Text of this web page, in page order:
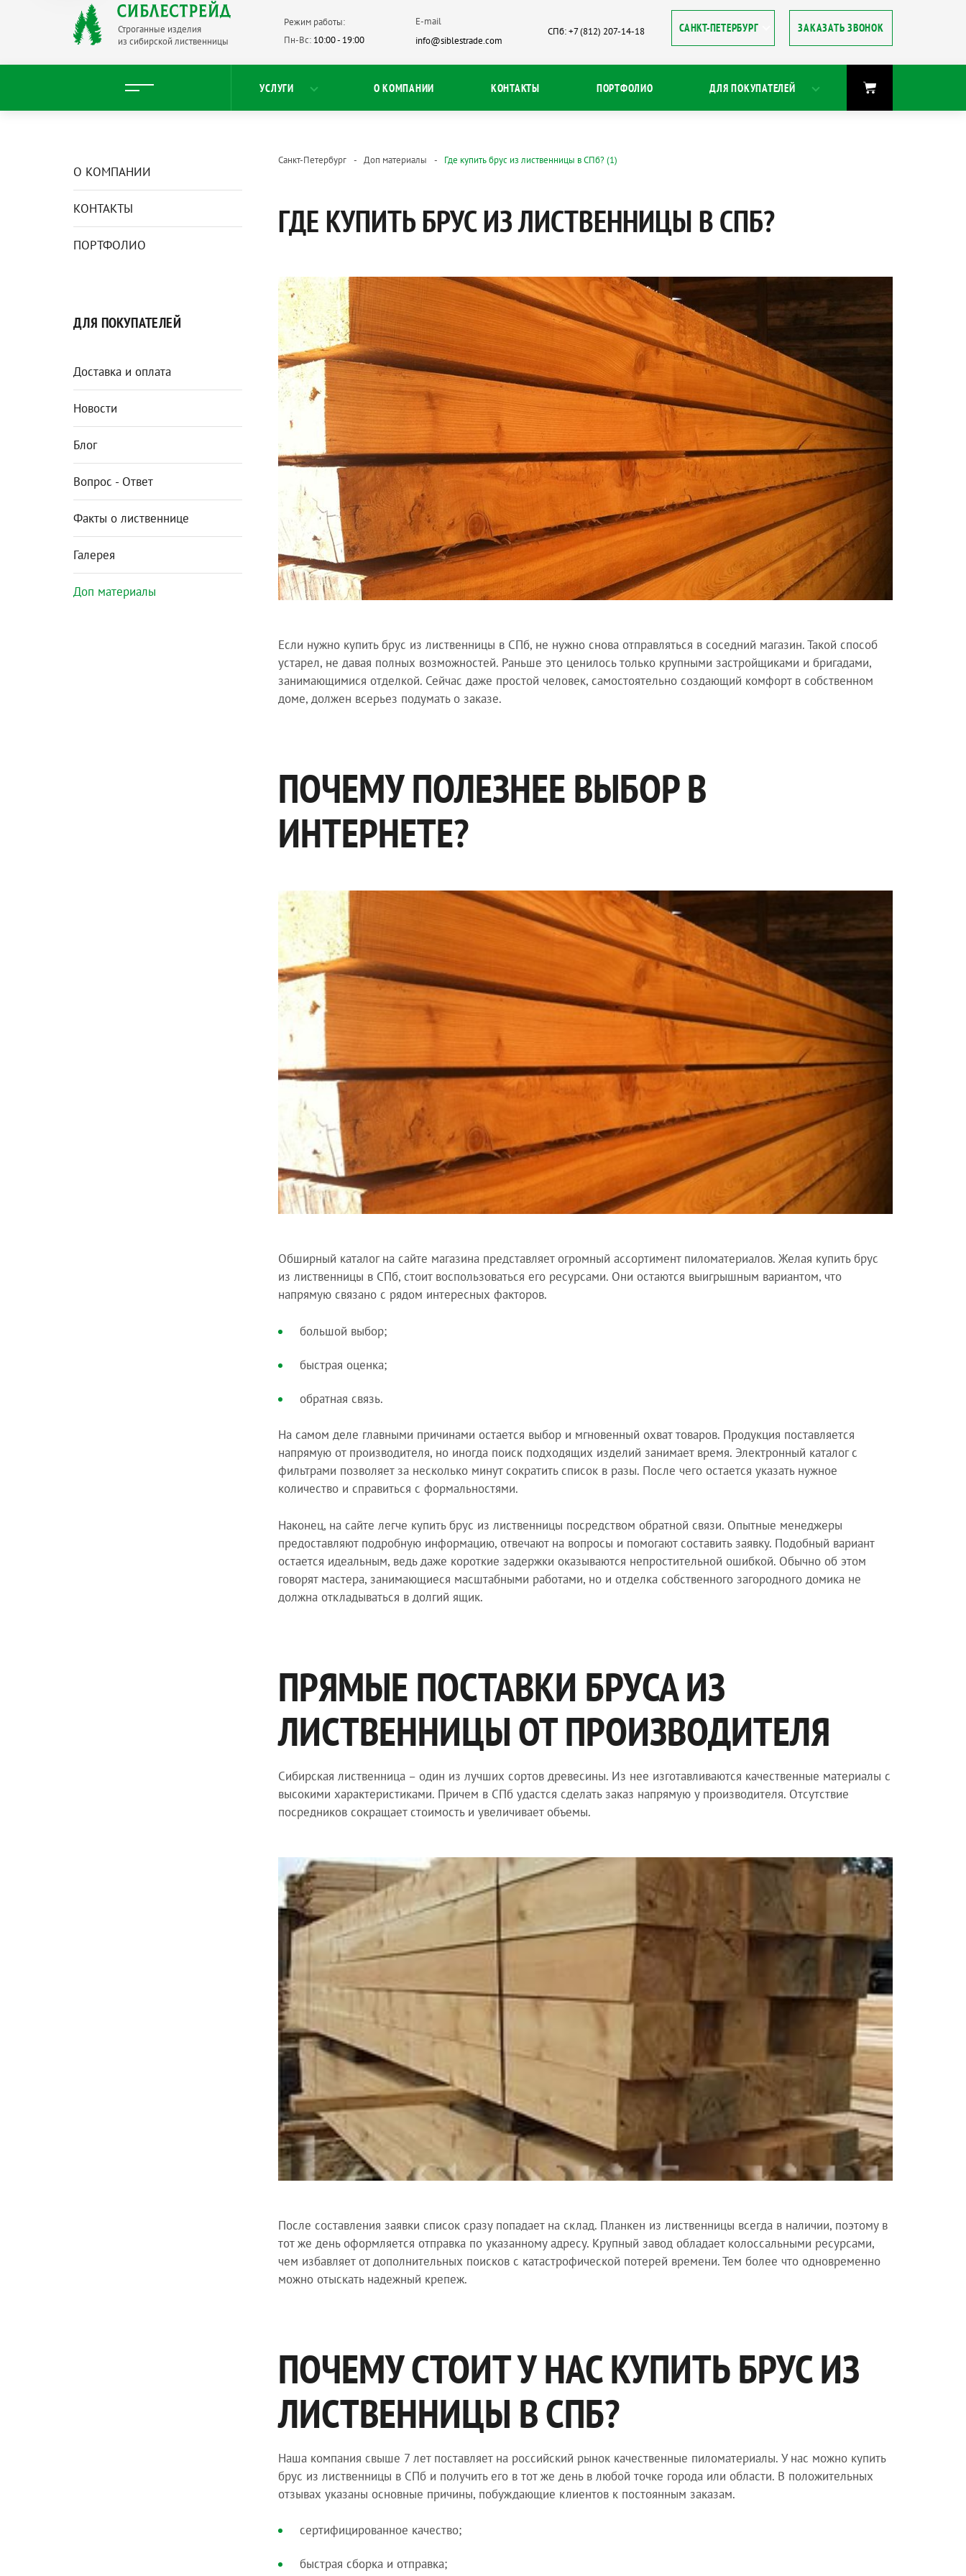
Строганные изделия
из сибирской лиственницы
ЗАКАЗАТЬ ЗВОНОК
УСЛУГИ О КОМПАНИИ КОНТАКТЫ ПОРТФОЛИО ДЛЯ ПОКУПАТЕЛЕЙ
Режим работы:
Пн-Вс: 10:00 - 19:00
E-mail
info@siblestrade.com
СПб: +7 (812) 207-14-18
О КОМПАНИИ
КОНТАКТЫ
ПОРТФОЛИО
ДЛЯ ПОКУПАТЕЛЕЙ
Доставка и оплата
Новости
Блог
Вопрос - Ответ
Факты о лиственнице
Галерея
Доп материалы
Санкт-Петербург Доп материалы Где купить брус из лиственницы в СПб? (1)
ГДЕ КУПИТЬ БРУС ИЗ ЛИСТВЕННИЦЫ В СПБ?
Если нужно купить брус из лиственницы в СПб, не нужно снова отправляться в соседний магазин. Такой способ
устарел, не давая полных возможностей. Раньше это ценилось только крупными застройщиками и бригадами,
занимающимися отделкой. Сейчас даже простой человек, самостоятельно создающий комфорт в собственном
доме, должен всерьез подумать о заказе.
ПОЧЕМУ ПОЛЕЗНЕЕ ВЫБОР В
ИНТЕРНЕТЕ?
Обширный каталог на сайте магазина представляет огромный ассортимент пиломатериалов. Желая купить брус
из лиственницы в СПб, стоит воспользоваться его ресурсами. Они остаются выигрышным вариантом, что
напрямую связано с рядом интересных факторов.
большой выбор;
быстрая оценка;
обратная связь.
На самом деле главными причинами остается выбор и мгновенный охват товаров. Продукция поставляется
напрямую от производителя, но иногда поиск подходящих изделий занимает время. Электронный каталог с
фильтрами позволяет за несколько минут сократить список в разы. После чего остается указать нужное
количество и справиться с формальностями.
Наконец, на сайте легче купить брус из лиственницы посредством обратной связи. Опытные менеджеры
предоставляют подробную информацию, отвечают на вопросы и помогают составить заявку. Подобный вариант
остается идеальным, ведь даже короткие задержки оказываются непростительной ошибкой. Обычно об этом
говорят мастера, занимающиеся масштабными работами, но и отделка собственного загородного домика не
должна откладываться в долгий ящик.
ПРЯМЫЕ ПОСТАВКИ БРУСА ИЗ
ЛИСТВЕННИЦЫ ОТ ПРОИЗВОДИТЕЛЯ
Сибирская лиственница – один из лучших сортов древесины. Из нее изготавливаются качественные материалы с
высокими характеристиками. Причем в СПб удастся сделать заказ напрямую у производителя. Отсутствие
посредников сокращает стоимость и увеличивает объемы.
После составления заявки список сразу попадает на склад. Планкен из лиственницы всегда в наличии, поэтому в
тот же день оформляется отправка по указанному адресу. Крупный завод обладает колоссальными ресурсами,
чем избавляет от дополнительных поисков с катастрофической потерей времени. Тем более что одновременно
можно отыскать надежный крепеж.
ПОЧЕМУ СТОИТ У НАС КУПИТЬ БРУС ИЗ
ЛИСТВЕННИЦЫ В СПБ?
Наша компания свыше 7 лет поставляет на российский рынок качественные пиломатериалы. У нас можно купить
брус из лиственницы в СПб и получить его в тот же день в любой точке города или области. В положительных
отзывах указаны основные причины, побуждающие клиентов к постоянным заказам.
сертифицированное качество;
быстрая сборка и отправка;